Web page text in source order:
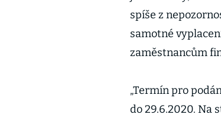
spíše z
samotné
zaměstnancům
„Termín pro
do 29.6.2020. Na